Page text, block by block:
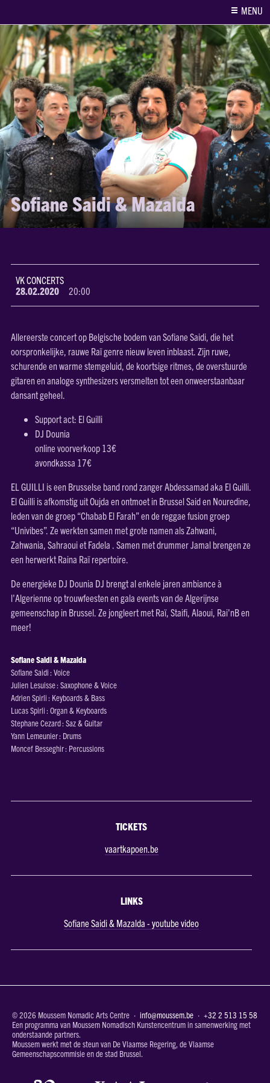
MENU
Sofiane Saidi & Mazalda
VK CONCERTS
28.02.2020 20:00
Allereerste concert op Belgische bodem van Sofiane Saidi, die het
oorspronkelijke, rauwe Raï genre nieuw leven inblaast. Zijn ruwe,
schurende en warme stemgeluid, de koortsige ritmes, de overstuurde
gitaren en analoge synthesizers versmelten tot een onweerstaanbaar
dansant geheel.
Support act: El Guilli
DJ Dounia
online voorverkoop 13€
avondkassa 17€
EL GUILLI is een Brusselse band rond zanger Abdessamad aka El Guilli.
El Guilli is afkomstig uit Oujda en ontmoet in Brussel Said en Nouredine,
leden van de groep “Chabab El Farah” en de reggae fusion groep
“Univibes”. Ze werkten samen met grote namen als Zahwani,
Zahwania, Sahraoui et Fadela . Samen met drummer Jamal brengen ze
een herwerkt Raina Raï repertoire.
De energieke DJ Dounia DJ brengt al enkele jaren ambiance à
l'Algerienne op trouwfeesten en gala events van de Algerijnse
gemeenschap in Brussel. Ze jongleert met Raï, Staifi, Alaoui, Rai'nB en
meer!
Sofiane Saidi & Mazalda
Sofiane Saidi : Voice
Julien Lesuisse : Saxophone & Voice
Adrien Spirli : Keyboards & Bass
Lucas Spirli : Organ & Keyboards
Stephane Cezard : Saz & Guitar
Yann Lemeunier : Drums
Moncef Besseghir : Percussions
TICKETS
vaartkapoen.be
LINKS
Sofiane Saidi & Mazalda - youtube video
© 2026 Moussem Nomadic Arts Centre · info@moussem.be · +32 2 513 15 58
Een programma van Moussem Nomadisch Kunstencentrum in samenwerking met
onderstaande partners.
Moussem werkt met de steun van De Vlaamse Regering, de Vlaamse
Gemeenschapscommisie en de stad Brussel.